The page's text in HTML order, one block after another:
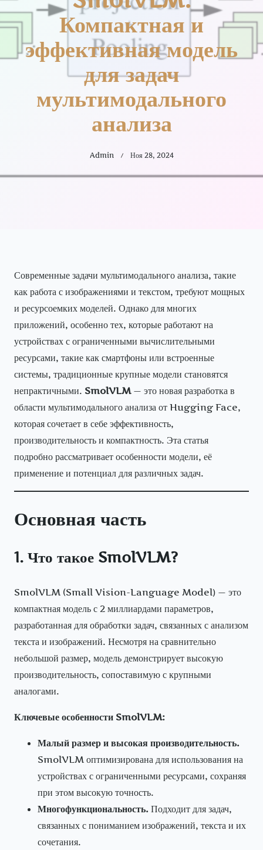
Компактная и
эффективная модель
для задач
мультимодального
анализа
Admin Ноя 28, 2024
Современные задачи мультимодального анализа, такие
как работа с изображениями и текстом, требуют мощных
и ресурсоемких моделей. Однако для многих
приложений, особенно тех, которые работают на
устройствах с ограниченными вычислительными
ресурсами, такие как смартфоны или встроенные
системы, традиционные крупные модели становятся
непрактичными. SmolVLM— это новая разработка в
области мультимодального анализа от Hugging Face,
которая сочетает в себе эффективность,
производительность и компактность. Эта статья
подробно рассматривает особенности модели, её
применение и потенциал для различных задач.
Основная часть
1. Что такое SmolVLM?
SmolVLM (Small Vision-Language Model) — это
компактная модель с 2 миллиардами параметров,
разработанная для обработки задач, связанных с анализом
текста и изображений. Несмотря на сравнительно
небольшой размер, модель демонстрирует высокую
производительность, сопоставимую с крупными
аналогами.
Ключевые особенности SmolVLM:
Малый размер и высокая производительность.
SmolVLM оптимизирована для использования на
устройствах с ограниченными ресурсами, сохраняя
при этом высокую точность.
Многофункциональность. Подходит для задач,
связанных с пониманием изображений, текста и их
сочетания.